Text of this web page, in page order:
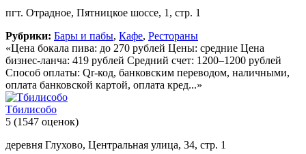
пгт. Отрадное, Пятницкое шоссе, 1, стр. 1
Рубрики: Бары и пабы, Кафе, Рестораны
«Цена бокала пива: до 270 рублей Цены: средние Цена
бизнес-ланча: 419 рублей Средний счет: 1200–1200 рублей
Способ оплаты: Qr-код, банковским переводом, наличными,
оплата банковской картой, оплата кред...»
Тбилисобо
5 (1547 оценок)
деревня Глухово, Центральная улица, 34, стр. 1